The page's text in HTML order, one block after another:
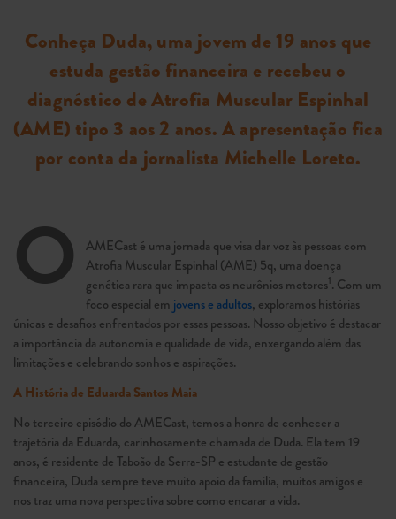
Conheça Duda, uma jovem de 19 anos que
estuda gestão financeira e recebeu o
diagnóstico de Atrofia Muscular Espinhal
(AME) tipo 3 aos 2 anos. A apresentação fica
por conta da jornalista Michelle Loreto.
O
AMECast é uma jornada que visa dar voz às pessoas com
Atrofia Muscular Espinhal (AME) 5q, uma doença
genética rara que impacta os neurônios motores1. Com um
foco especial em jovens e adultos, exploramos histórias
únicas e desafios enfrentados por essas pessoas. Nosso objetivo é destacar
a importância da autonomia e qualidade de vida, enxergando além das
limitações e celebrando sonhos e aspirações.
A História de Eduarda Santos Maia
No terceiro episódio do AMECast, temos a honra de conhecer a
trajetória da Eduarda, carinhosamente chamada de Duda. Ela tem 19
anos, é residente de Taboão da Serra-SP e estudante de gestão
financeira, Duda sempre teve muito apoio da familia, muitos amigos e
nos traz uma nova perspectiva sobre como encarar a vida.